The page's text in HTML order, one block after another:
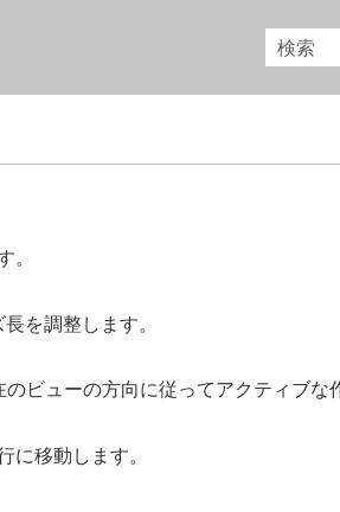
を調整します。
ビューの方向に従ってアクティブな
移動します。